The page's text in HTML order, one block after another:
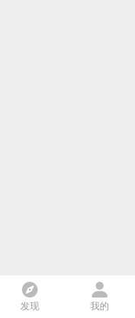
发现 我的